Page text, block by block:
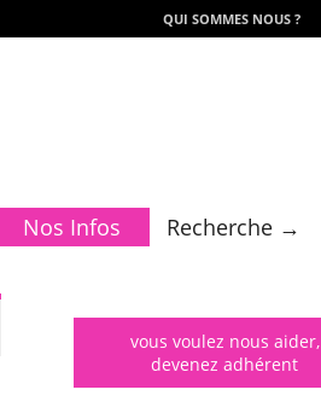
QUI SOMMES NOUS ?
Nos Infos Recherche →
vous voulez nous aider,
devenez adhérent